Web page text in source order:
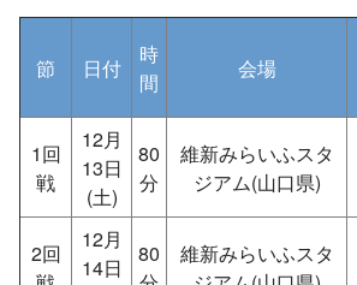
節 日付
時
間
会場
1回
戦
12月
13日
(土)
80
分
維新みらいふスタ
ジアム(山口県)
2回
12月
14日
80
維新みらいふスタ